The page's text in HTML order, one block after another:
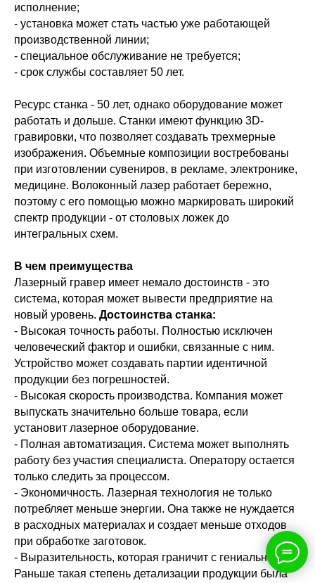
исполнение;
- установка может стать частью уже работающей
производственной линии;
- специальное обслуживание не требуется;
- срок службы составляет 50 лет.
Ресурс станка - 50 лет, однако оборудование может
работать и дольше. Станки имеют функцию 3D-
гравировки, что позволяет создавать трехмерные
изображения. Объемные композиции востребованы
при изготовлении сувениров, в рекламе, электронике,
медицине. Волоконный лазер работает бережно,
поэтому с его помощью можно маркировать широкий
спектр продукции - от столовых ложек до
интегральных схем.
В чем преимущества
Лазерный гравер имеет немало достоинств - это
система, которая может вывести предприятие на
новый уровень. Достоинства станка:
- Высокая точность работы. Полностью исключен
человеческий фактор и ошибки, связанные с ним.
Устройство может создавать партии идентичной
продукции без погрешностей.
- Высокая скорость производства. Компания может
выпускать значительно больше товара, если
установит лазерное оборудование.
- Полная автоматизация. Система может выполнять
работу без участия специалиста. Оператору остается
только следить за процессом.
- Экономичность. Лазерная технология не только
потребляет меньше энергии. Она также не нуждается
в расходных материалах и создает меньше отходов
при обработке заготовок.
- Выразительность, которая граничит с гениальностью.
Раньше такая степень детализации продукции была